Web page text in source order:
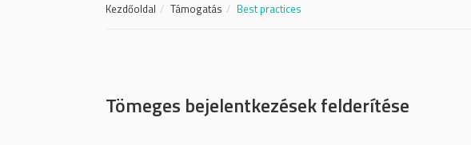
Kezdőoldal Támogatás Best practices
Tömeges bejelentkezések felderítése